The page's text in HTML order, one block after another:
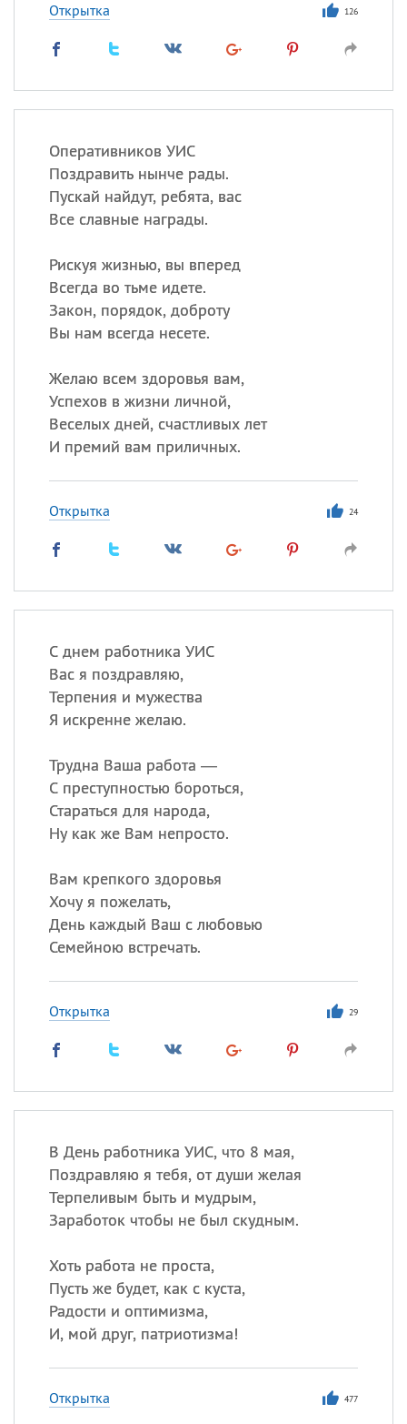
Открытка 126
Оперативников УИС
Поздравить нынче рады.
Пускай найдут, ребята, вас
Все славные награды.
Рискуя жизнью, вы вперед
Всегда во тьме идете.
Закон, порядок, доброту
Вы нам всегда несете.
Желаю всем здоровья вам,
Успехов в жизни личной,
Веселых дней, счастливых лет
И премий вам приличных.
Открытка 24
С днем работника УИС
Вас я поздравляю,
Терпения и мужества
Я искренне желаю.
Трудна Ваша работа —
С преступностью бороться,
Стараться для народа,
Ну как же Вам непросто.
Вам крепкого здоровья
Хочу я пожелать,
День каждый Ваш с любовью
Семейною встречать.
Открытка 29
В День работника УИС, что 8 мая,
Поздравляю я тебя, от души желая
Терпеливым быть и мудрым,
Заработок чтобы не был скудным.
Хоть работа не проста,
Пусть же будет, как с куста,
Радости и оптимизма,
И, мой друг, патриотизма!
Открытка 477